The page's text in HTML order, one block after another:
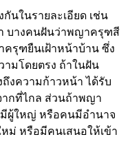
นในรายละเอียด เช่น
บางคนฝันว่าพญาครุฑสี
รุฑยืนเฝ้าหน้าบ้าน ซึ่ง
มโดยตรง ถ้าในฝัน
งความก้าวหน้า ได้รับ
กที่ไกล ส่วนถ้าพญา
ผู้ใหญ่ หรือคนมีอำนาจ
ม่ หรือมีคนเสนอให้เข้า